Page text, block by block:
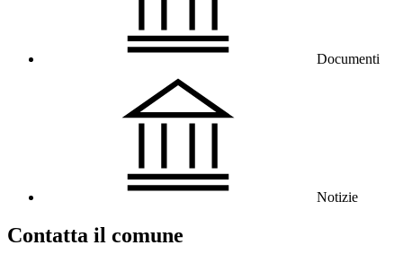
Documenti
Notizie
Contatta il comune